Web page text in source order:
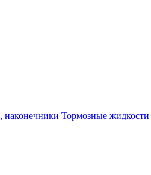
наконечники Тормозные жидкости